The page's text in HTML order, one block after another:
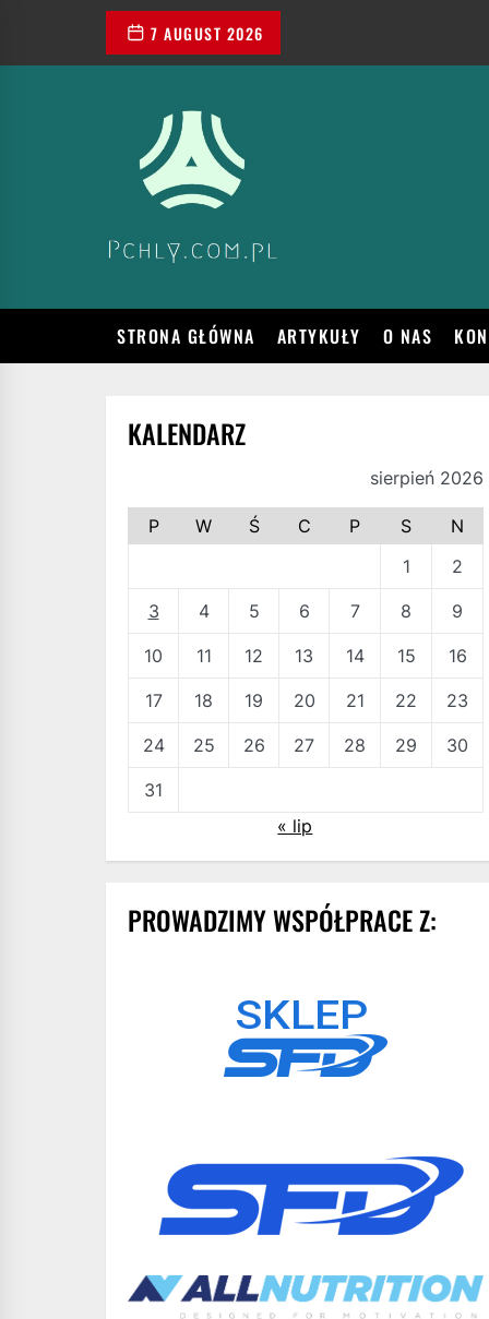
the
7 AUGUST 2026
TRYBIE
ŻYCIA
STRONA GŁÓWNA ARTYKUŁY O NAS
KALENDARZ
sierpień 2026
P W Ś C P S
N
1
2
3 4 5 6 7 8 9
10 11 12 13 14 15 16
17 18 19 20 21 22 23
24 25 26 27 28 29 30
31
« lip
PROWADZIMY WSPÓŁPRACE Z: